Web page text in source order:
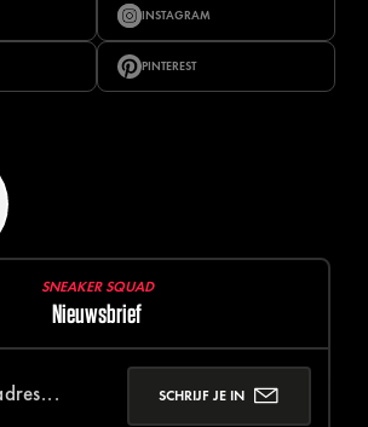
INSTAGRAM
PINTEREST
SNEAKER SQUAD
Nieuwsbrief
SCHRIJF JE IN